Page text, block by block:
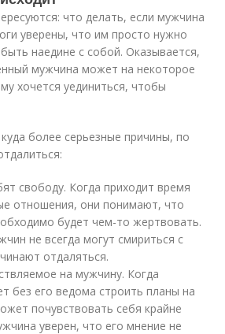
что делать, если мужчина
уверены, что им просто нужно
наедине с собой. Оказывается,
мужчина может на некоторое
хочется уединиться, чтобы
более серьезные причины, по
свободу. Когда приходит время
отношения, они понимают, что
будет чем-то жертвовать.
не всегда могут смириться с
отдаляться.
на мужчину. Когда
без его ведома строить планы на
почувствовать себя крайне
уверен, что его мнение не